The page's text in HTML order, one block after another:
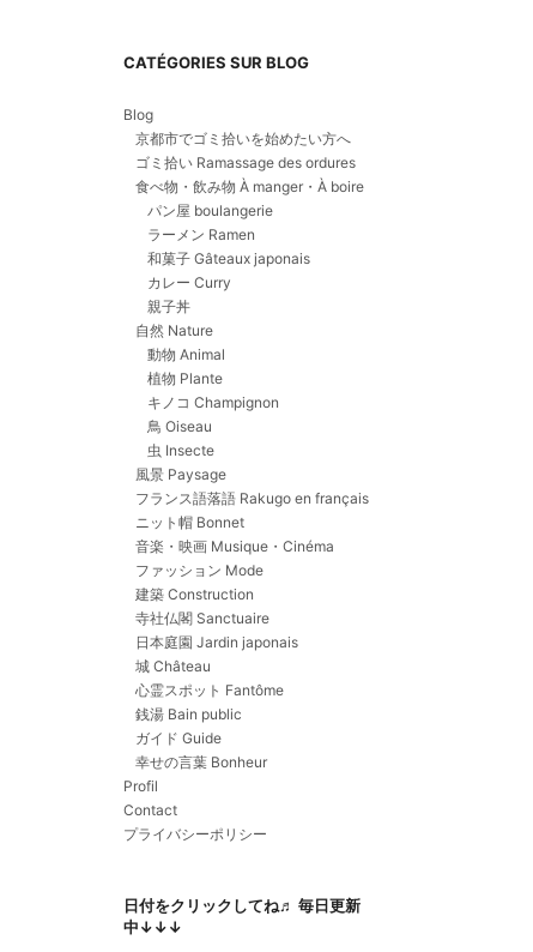
CATÉGORIES SUR BLOG
Blog
京都市でゴミ拾いを始めたい方へ
ゴミ拾い Ramassage des ordures
食べ物・飲み物 À manger・À boire
パン屋 boulangerie
ラーメン Ramen
和菓子 Gâteaux japonais
カレー Curry
親子丼
自然 Nature
動物 Animal
植物 Plante
キノコ Champignon
鳥 Oiseau
虫 Insecte
風景 Paysage
フランス語落語 Rakugo en français
ニット帽 Bonnet
音楽・映画 Musique・Cinéma
ファッション Mode
建築 Construction
寺社仏閣 Sanctuaire
日本庭園 Jardin japonais
城 Château
心霊スポット Fantôme
銭湯 Bain public
ガイド Guide
幸せの言葉 Bonheur
Profil
Contact
プライバシーポリシー
日付をクリックしてね♬ 毎日更新
中↓↓↓